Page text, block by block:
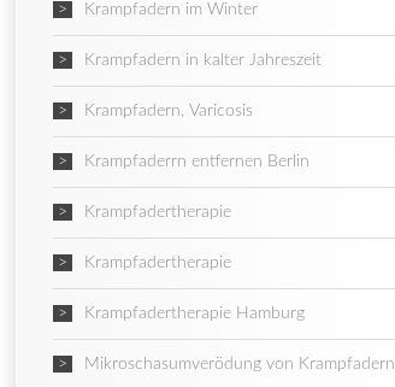
Krampfadern im Winter
Krampfadern in kalter Jahreszeit
Krampfadern, Varicosis
Krampfaderrn entfernen Berlin
Krampfadertherapie
Krampfadertherapie
Krampfadertherapie Hamburg
Mikroschasumverödung von Krampfadern